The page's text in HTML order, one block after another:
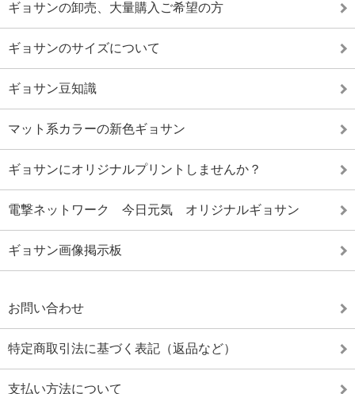
ギョサンの卸売、大量購入ご希望の方
ギョサンのサイズについて
ギョサン豆知識
マット系カラーの新色ギョサン
ギョサンにオリジナルプリントしませんか？
電撃ネットワーク 今日元気 オリジナルギョサン
ギョサン画像掲示板
お問い合わせ
特定商取引法に基づく表記（返品など）
支払い方法について